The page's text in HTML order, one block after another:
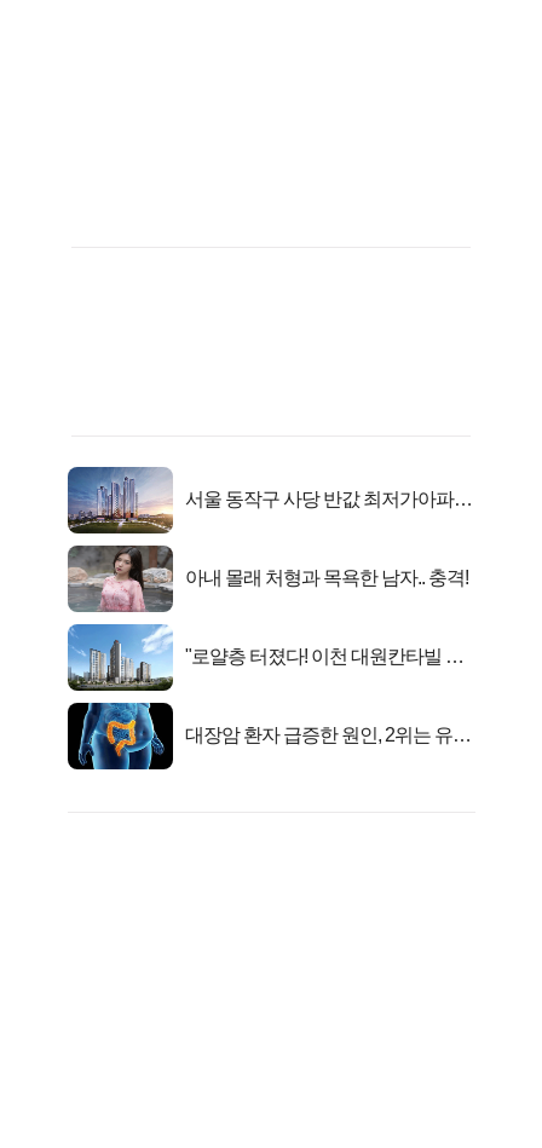
서울 동작구 사당 반값 최저가아파트
아내 몰래 처형과 목욕한 남자.. 충격!
"로얄층 터졌다! 이천 대원칸타빌 잔
대장암 환자 급증한 원인, 2위는 유산